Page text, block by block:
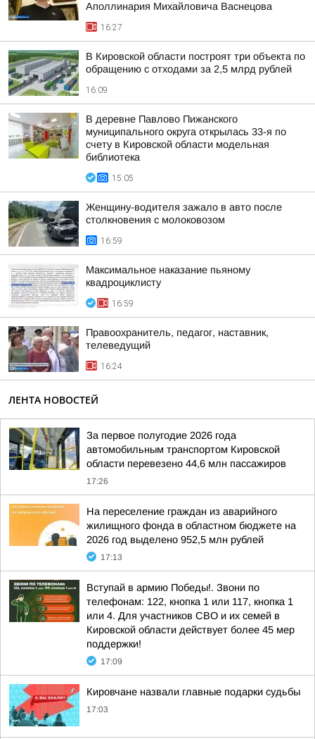
Аполлинария Михайловича Васнецова
16:27
В Кировской области построят три объекта по
обращению с отходами за 2,5 млрд рублей
16:09
В деревне Павлово Пижанского
муниципального округа открылась 33-я по
счету в Кировской области модельная
библиотека
15:05
Женщину-водителя зажало в авто после
столкновения с молоковозом
16:59
Максимальное наказание пьяному
квадроциклисту
16:59
Правоохранитель, педагог, наставник,
телеведущий
16:24
ЛЕНТА НОВОСТЕЙ
За первое полугодие 2026 года
автомобильным транспортом Кировской
области перевезено 44,6 млн пассажиров
17:26
На переселение граждан из аварийного
жилищного фонда в областном бюджете на
2026 год выделено 952,5 млн рублей
17:13
Вступай в армию Победы!. Звони по
телефонам: 122, кнопка 1 или 117, кнопка 1
или 4. Для участников СВО и их семей в
Кировской области действует более 45 мер
поддержки!
17:09
Кировчане назвали главные подарки судьбы
17:03